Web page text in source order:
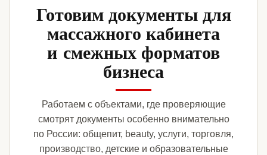
Готовим документы для
массажного кабинета
и смежных форматов
бизнеса
Работаем с объектами, где проверяющие
смотрят документы особенно внимательно
по России: общепит, beauty, услуги, торговля,
производство, детские и образовательные